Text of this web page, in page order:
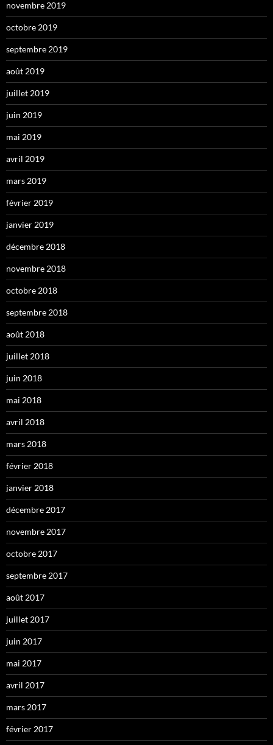
novembre 2019
octobre 2019
septembre 2019
août 2019
juillet 2019
juin 2019
mai 2019
avril 2019
mars 2019
février 2019
janvier 2019
décembre 2018
novembre 2018
octobre 2018
septembre 2018
août 2018
juillet 2018
juin 2018
mai 2018
avril 2018
mars 2018
février 2018
janvier 2018
décembre 2017
novembre 2017
octobre 2017
septembre 2017
août 2017
juillet 2017
juin 2017
mai 2017
avril 2017
mars 2017
février 2017